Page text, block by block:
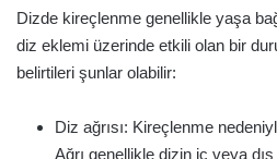
Dizde kireçlenme genellikle yaşa
diz eklemi üzerinde etkili olan bir
belirtileri şunlar olabilir:
Diz ağrısı: Kireçlenme
Ağrı genellikle dizin iç veya